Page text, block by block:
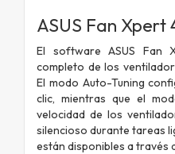
ASUS Fan Xpert
El software ASUS Fan
completo de los
El modo Auto-Tuning
clic, mientras que el
velocidad de los
silencioso durante tareas
están disponibles a través